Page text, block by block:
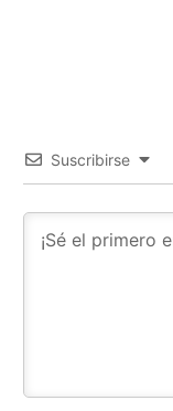
Suscribirse